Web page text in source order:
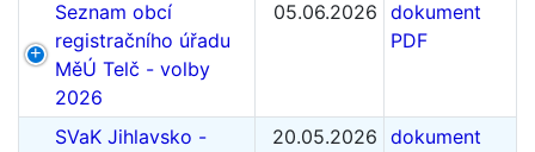
Seznam obcí
registračního úřadu
MěÚ Telč - volby
2026
05.06.2026 dokument
PDF
SVaK Jihlavsko -
20.05.2026 dokument